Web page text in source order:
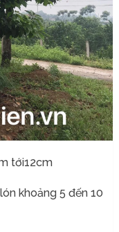
tới12cm
khoảng 5 đến 10